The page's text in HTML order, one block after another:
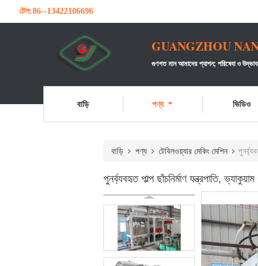
টেল:86--13422106696
GUANGZHOU
গুণগত মান আমাদের প্যাশন; পরিষেবা ও
বাড়ি পণ্য ভিডিও
বাড়ি পণ্য টেবিলওয়্যার মেকিং মেশিন
পুনর্ব্যবহৃত পাল্প ছাঁচনির্মাণ যন্ত্রপাতি,